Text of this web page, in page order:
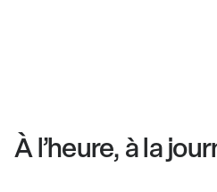
À l’heure, à la